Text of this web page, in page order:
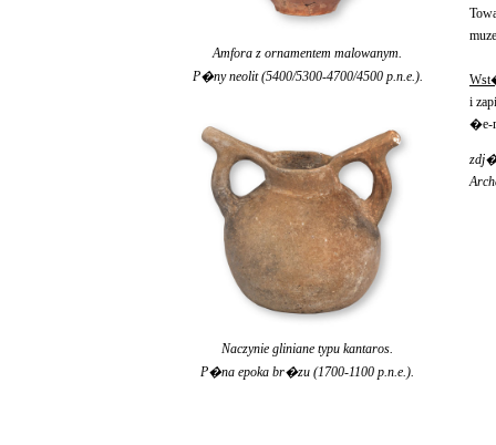
Amfora z ornamentem malowanym.
P�ny neolit (5400/5300-4700/4500 p.n.e.).
Naczynie gliniane typu kantaros.
P�na epoka br�zu (1700-1100 p.n.e.).
i
�e-